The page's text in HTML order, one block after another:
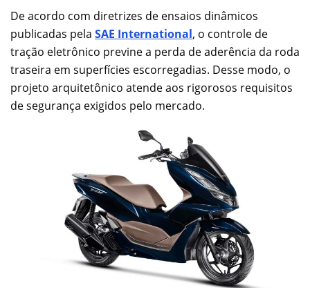
De acordo com diretrizes de ensaios dinâmicos
publicadas pela SAE International, o controle de
tração eletrônico previne a perda de aderência da roda
traseira em superfícies escorregadias. Desse modo, o
projeto arquitetônico atende aos rigorosos requisitos
de segurança exigidos pelo mercado.